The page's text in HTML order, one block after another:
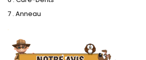
7 . Anneau
.